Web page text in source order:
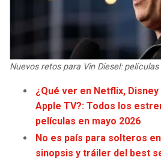
TITANS
COWBOYS
WARRIORS
CLIPPERS
Nuevos retos para Vin Diesel:
¿Qué ver en Netflix, Disney
Apple TV?: Todos los
películas en mayo 2026
No es país para solteros
sinopsis y tráiler del best